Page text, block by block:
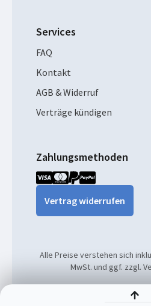
Services
FAQ
Kontakt
AGB & Widerruf
Verträge kündigen
Zahlungsmethoden
Vertrag widerrufen
Alle Preise verstehen sich
MwSt. und ggf. zzgl.